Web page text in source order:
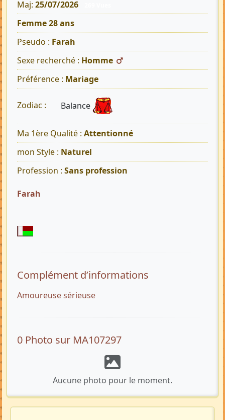
Maj: 25/07/2026
Femme 28 ans
Pseudo : Farah
Sexe recherché : Homme
Préférence : Mariage
Zodiac : Balance
Ma 1ère Qualité : Attentionné
mon Style : Naturel
Profession : Sans profession
Farah
Complément d’informations
Amoureuse sérieuse
0 Photo sur MA107297
Aucune photo pour le moment.